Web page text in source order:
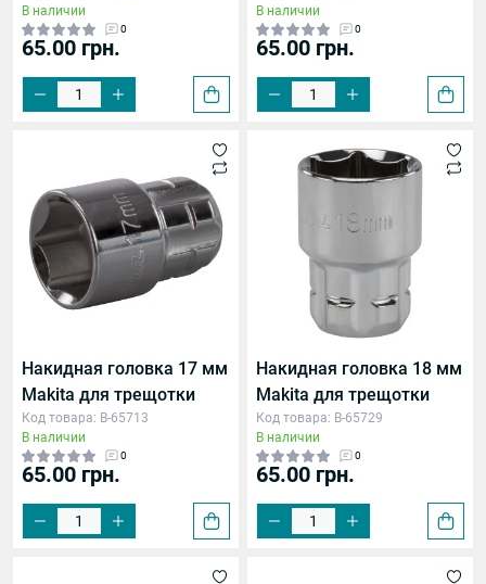
В наличии
0
65.00 грн.
В наличии
0
65.00 грн.
Накидная головка 17 мм
Makita для трещотки
Код товара: B-65713
В наличии
0
65.00 грн.
Накидная головка 18 мм
Makita для трещотки
Код товара: B-65729
В наличии
0
65.00 грн.